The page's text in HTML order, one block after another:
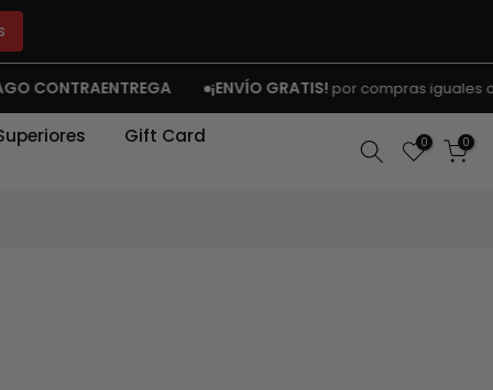
¡ENVÍO GRATIS!por compras iguales o
Gift Card 0 0